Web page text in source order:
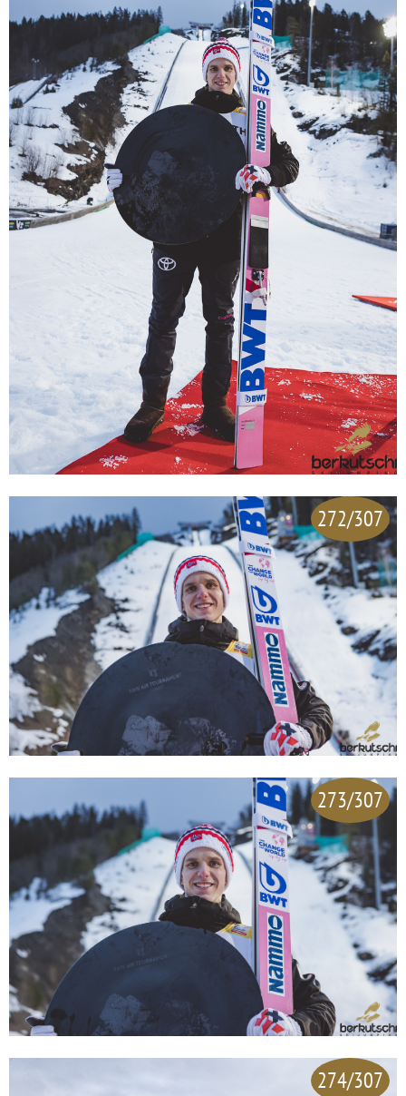
272/307
273/307
274/307